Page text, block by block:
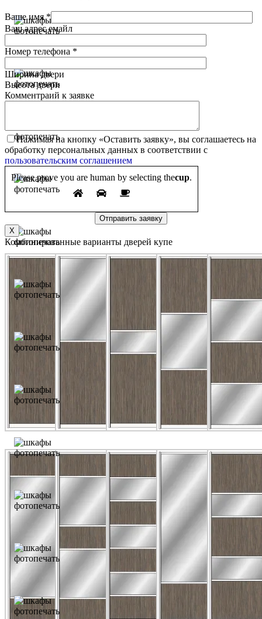
Ваше имя *
Ваш адрес емайл
Номер телефона *
Ширина двери
Высота двери
Комментраий к заявке
Нажимая на кнопку «Оставить заявку», вы соглашаетесь на
обработку персональных данных в соответствии с
пользовательским соглашением
Please prove you are human by selecting thecup.
X
Комбинированные варианты дверей купе